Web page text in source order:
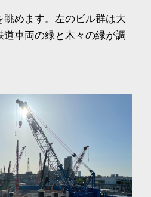
めます。左のビル群は大
車両の緑と木々の緑が調